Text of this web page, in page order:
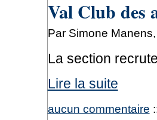
Val Club des
Par Simone
La section
Lire la suite
aucun commentaire